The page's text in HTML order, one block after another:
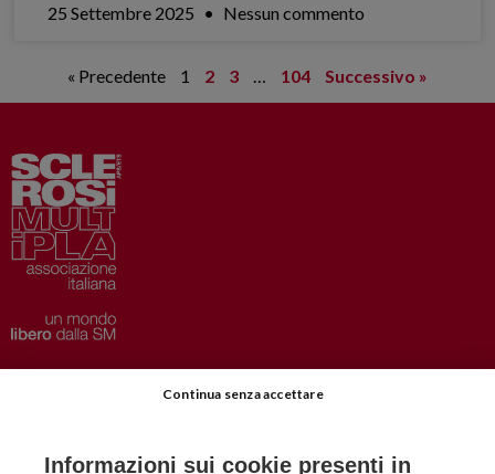
25 Settembre 2025 Nessun commento
« Precedente 1 2 3 104 Successivo »
Privacy–Disclaimer
Informazioni sui cookie presenti in
Continua senza accettare